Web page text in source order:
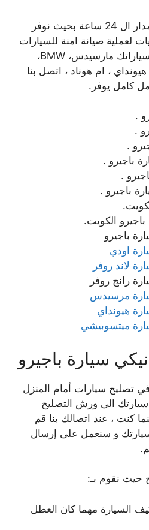
تمتع بكافة خدماتنا على مدار ال 24 ساعة بحيث نوفر
لعملية صيانة امنة للسيارات
العالمية، فمهما كان نوع سياراتك مارسيدس، BMW،
، ام هوناد ، اتصل بنا
كامل يوفر.
.
.
.
باجيرو .
.
باجيرو .
الكويت.
باجيرو
اودي
لاند روفر
رانج روفر
مرسيدس
هيونداي
ميتسوبيشي
سيارة باجيرو
في تصليح سيارات أمام المنزل
الى ورش التصليح
كنت ، عند اتصالك بنا قم
سيارتك و سنعمل على إرسال
حيث نقوم بـ:
السيارة مهما كان العطل